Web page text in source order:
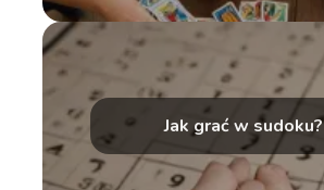
Jak grać w sudoku?